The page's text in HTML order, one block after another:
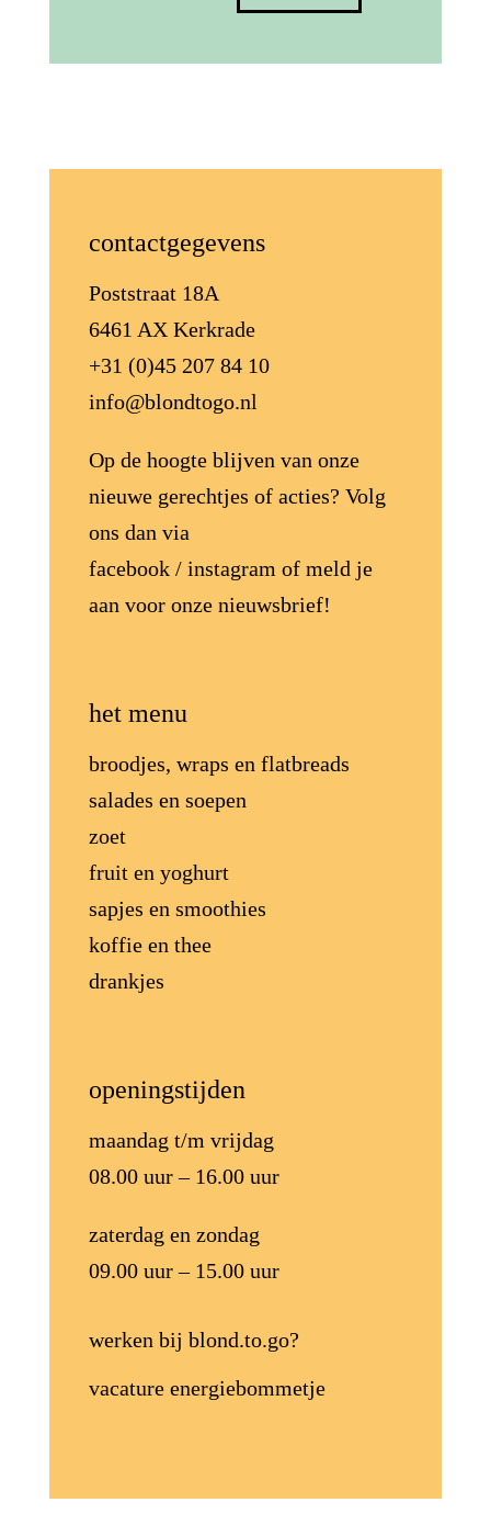
contactgegevens
Poststraat 18A
6461 AX Kerkrade
+31 (0)45 207 84 10
info@blondtogo.nl
Op de hoogte blijven van onze
nieuwe gerechtjes of acties? Volg
ons dan via
facebook/ instagram of meld je
aan voor onze nieuwsbrief!
het menu
broodjes, wraps en flatbreads
salades en soepen
zoet
fruit en yoghurt
sapjes en smoothies
koffie en thee
drankjes
openingstijden
maandag t/m vrijdag
08.00 uur – 16.00 uur
zaterdag en zondag
09.00 uur – 15.00 uur
werken bij blond.to.go?
vacature energiebommetje